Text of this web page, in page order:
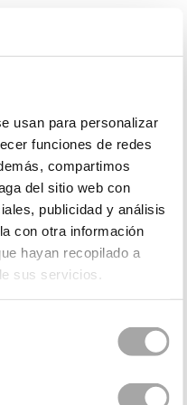
usan para personalizar
funciones de redes
compartimos
del sitio web con
publicidad y análisis
con otra información
hayan recopilado a
sus servicios.